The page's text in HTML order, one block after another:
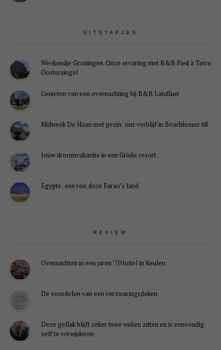
UITSTAPJES
Weekendje Groningen. Onze ervaring met B&B Pied à Terre
Oostersingel
Genieten van een overnachting bij B&B Landlust
Midweek De Haan met gezin: ons verblijf in Beachhouse 68
Jouw droomvakantie in een Grieks resort
Egypte: een reis door Farao’s land
REVIEW
Overnachten in een jaren ’70 hotel in Keulen
De voordelen van een verzwaringsdeken
Deze gellak blijft zeker twee weken zitten en is eenvoudig
zelf te verwijderen